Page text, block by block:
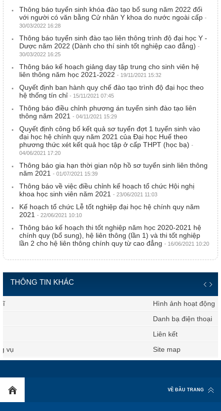
Thông báo tuyển sinh khóa đào tạo bổ sung năm 2022 đối
với người có văn bằng Cử nhân Y khoa do nước ngoài cấp -
30/03/2022 16:28
Thông báo tuyển sinh đào tạo liên thông trình độ đại học Y -
Dược năm 2022 (Dành cho thí sinh tốt nghiệp cao đẳng) -
30/03/2022 16:25
Thông báo kế hoạch giảng dạy tập trung cho sinh viên hệ
liên thông năm học 2021-2022 - 19/11/2021 15:32
Quyết định ban hành quy chế đào tạo trình độ đại học theo
hệ thống tín chỉ - 15/11/2021 07:45
Thông báo điều chỉnh phương án tuyển sinh đào tạo liên
thông năm 2021 - 04/11/2021 15:29
Quyết định công bố kết quả sơ tuyển đợt 1 tuyển sinh vào
đại học hệ chính quy năm 2021 của Đại học Huế theo
phương thức xét kết quả học tập ở cấp THPT (học bạ) -
04/06/2021 17:20
Thông báo gia hạn thời gian nộp hồ sơ tuyển sinh liên thông
năm 2021 - 01/07/2021 15:39
Thông báo về việc điều chỉnh kế hoạch tổ chức Hội nghị
khoa học sinh viên năm 2021 - 23/06/2021 11:03
Kế hoạch tổ chức Lễ tốt nghiệp đại học hệ chính quy năm
2021 - 22/06/2021 10:10
Thông báo kế hoạch thi tốt nghiệp năm học 2020-2021 hệ
chính quy (bổ sung), hệ liên thông (lần 1) và thi tốt nghiệp
lần 2 cho hệ liên thông chính quy từ cao đẳng - 16/06/2021 10:20
THÔNG TIN KHÁC
VỀ ĐẦU TRANG